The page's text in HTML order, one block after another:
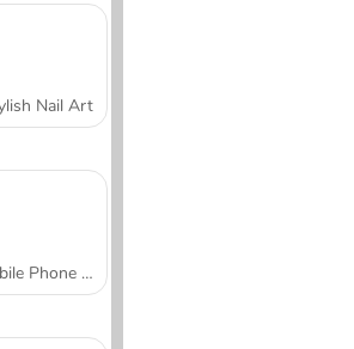
Nail Art
Mobile Phone Case Design & DIY